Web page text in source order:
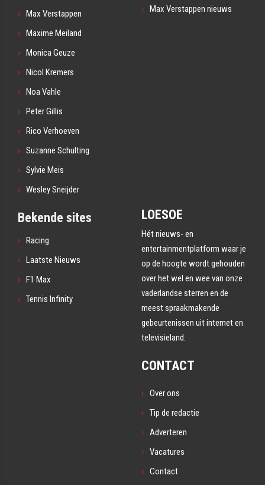
Max Verstappen
Maxime Meiland
Monica Geuze
Nicol Kremers
Noa Vahle
Peter Gillis
Rico Verhoeven
Suzanne Schulting
Sylvie Meis
Wesley Sneijder
Max Verstappen nieuws
Bekende sites
Racing
Laatste Nieuws
F1 Max
Tennis Infinity
LOESOE
Hét nieuws- en
entertainmentplatform waar je
op de hoogte wordt gehouden
over het wel en wee van onze
vaderlandse sterren en de
meest spraakmakende
gebeurtenissen uit internet en
televisieland.
CONTACT
Over ons
Tip de redactie
Adverteren
Vacatures
Contact